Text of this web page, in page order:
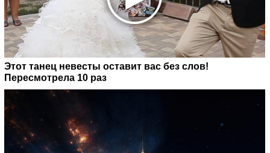
Этот танец невесты оставит вас без слов!
Пересмотрела 10 раз